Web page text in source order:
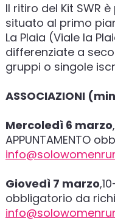
Il ritiro del Kit SWR
situato al primo
La Plaia (Viale la
differenziate a
gruppi o singole
ASSOCIAZIONI
Mercoledì 6 marzo
APPUNTAMENTO
Giovedì 7 marzo
obbligatorio da